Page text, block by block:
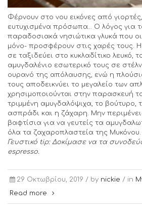
Φέρνουν στο νου εικόνες από γιορτές,
ευτυχισμένα πρόσωπα… Ο λόγος για
παραδοσιακά νησιώτικα γλυκά που οι
μόνο- προσφέρουν στις χαρές τους.
σε ταξιδεύει στο κυκλαδίτικο λευκό,
αμυγδαλένιο εσωτερικό τους σε
ουρανό της απόλαυσης, ενώ η
τους αποδεικνύει το μεγαλείο των
χρησιμοποιούνται στην παρασκευή
τριμμένη αμυγδαλόψιχα, το βούτυρο,
ασπράδι και η ζάχαρη. Μην
βαφτίσια για να γευτείς τα
όλα τα ζαχαροπλαστεία της Μυκόνου.
Γευστικό tip: Δοκίμασε να τα
espresso.
29 Οκτωβρίου, 2019 / by nickie / in
Read more